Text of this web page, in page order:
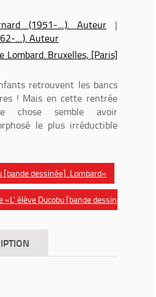
(1951-....). Auteur |
....). Auteur
Lombard. Bruxelles, [Paris]
retrouvent les bancs
! Mais en cette rentrée
chose semble avoir
le plus irréductible
[bande dessinée]. Lombard»
élève Ducobu [bande dessinée]»